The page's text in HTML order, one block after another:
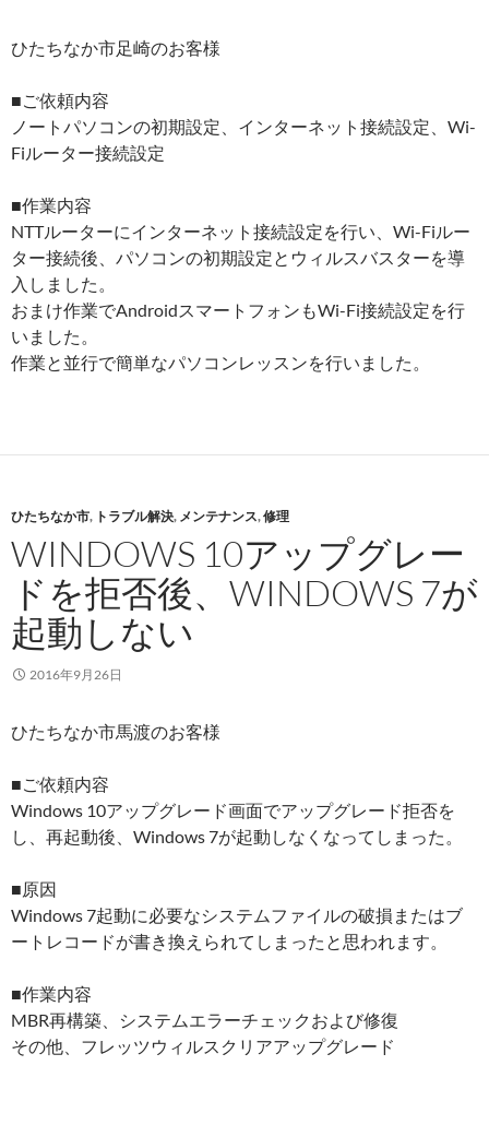
ひたちなか市足崎のお客様
■ご依頼内容
ノートパソコンの初期設定、インターネット接続設定、Wi-
Fiルーター接続設定
■作業内容
NTTルーターにインターネット接続設定を行い、Wi-Fiルー
ター接続後、パソコンの初期設定とウィルスバスターを導
入しました。
おまけ作業でAndroidスマートフォンもWi-Fi接続設定を行
いました。
作業と並行で簡単なパソコンレッスンを行いました。
ひたちなか市, トラブル解決, メンテナンス,修理
WINDOWS 10アップグレー
ドを拒否後、WINDOWS 7が
起動しない
2016年9月26日
ひたちなか市馬渡のお客様
■ご依頼内容
Windows 10アップグレード画面でアップグレード拒否を
し、再起動後、Windows 7が起動しなくなってしまった。
■原因
Windows 7起動に必要なシステムファイルの破損またはブ
ートレコードが書き換えられてしまったと思われます。
■作業内容
MBR再構築、システムエラーチェックおよび修復
その他、フレッツウィルスクリアアップグレード